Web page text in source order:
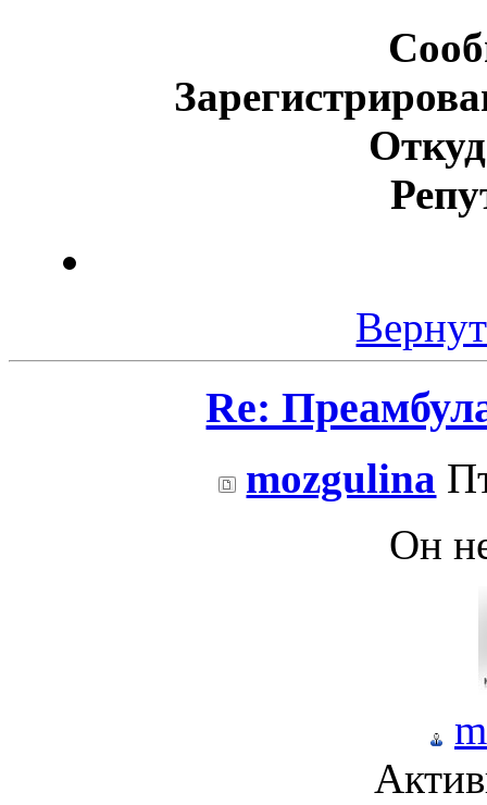
Re:
mozgulina
Он